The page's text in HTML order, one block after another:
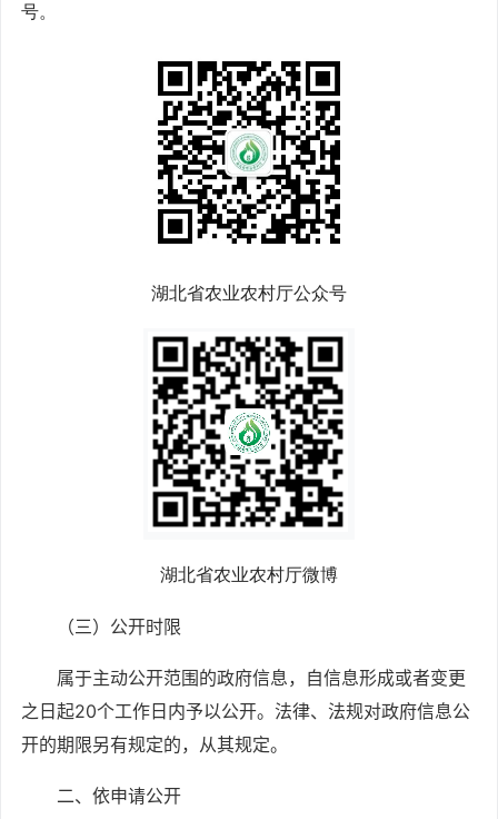
号。
湖北省农业农村厅公众号
湖北省农业农村厅微博
（三）公开时限
属于主动公开范围的政府信息，自信息形成或者变更
之日起20个工作日内予以公开。法律、法规对政府信息公
开的期限另有规定的，从其规定。
二、依申请公开